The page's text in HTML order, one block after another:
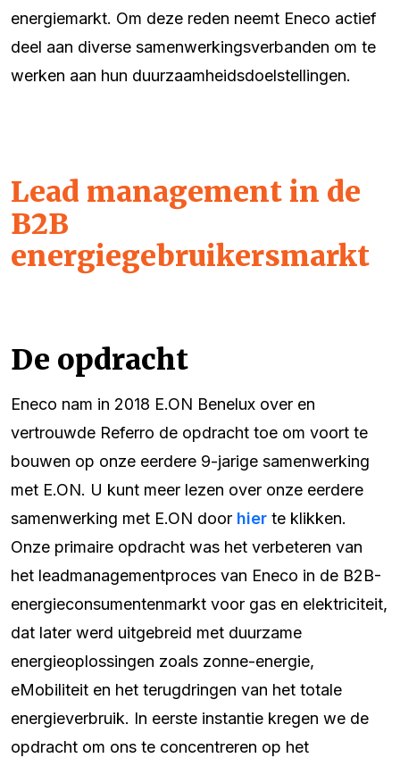
energiemarkt. Om deze reden neemt Eneco actief
deel aan diverse samenwerkingsverbanden om te
werken aan hun duurzaamheidsdoelstellingen.
Lead management in de
B2B
energiegebruikersmarkt
De opdracht
Eneco nam in 2018 E.ON Benelux over en
vertrouwde Referro de opdracht toe om voort te
bouwen op onze eerdere 9-jarige samenwerking
met E.ON. U kunt meer lezen over onze eerdere
samenwerking met E.ON door hier te klikken.
Onze primaire opdracht was het verbeteren van
het leadmanagementproces van Eneco in de B2B-
energieconsumentenmarkt voor gas en elektriciteit,
dat later werd uitgebreid met duurzame
energieoplossingen zoals zonne-energie,
eMobiliteit en het terugdringen van het totale
energieverbruik. In eerste instantie kregen we de
opdracht om ons te concentreren op het